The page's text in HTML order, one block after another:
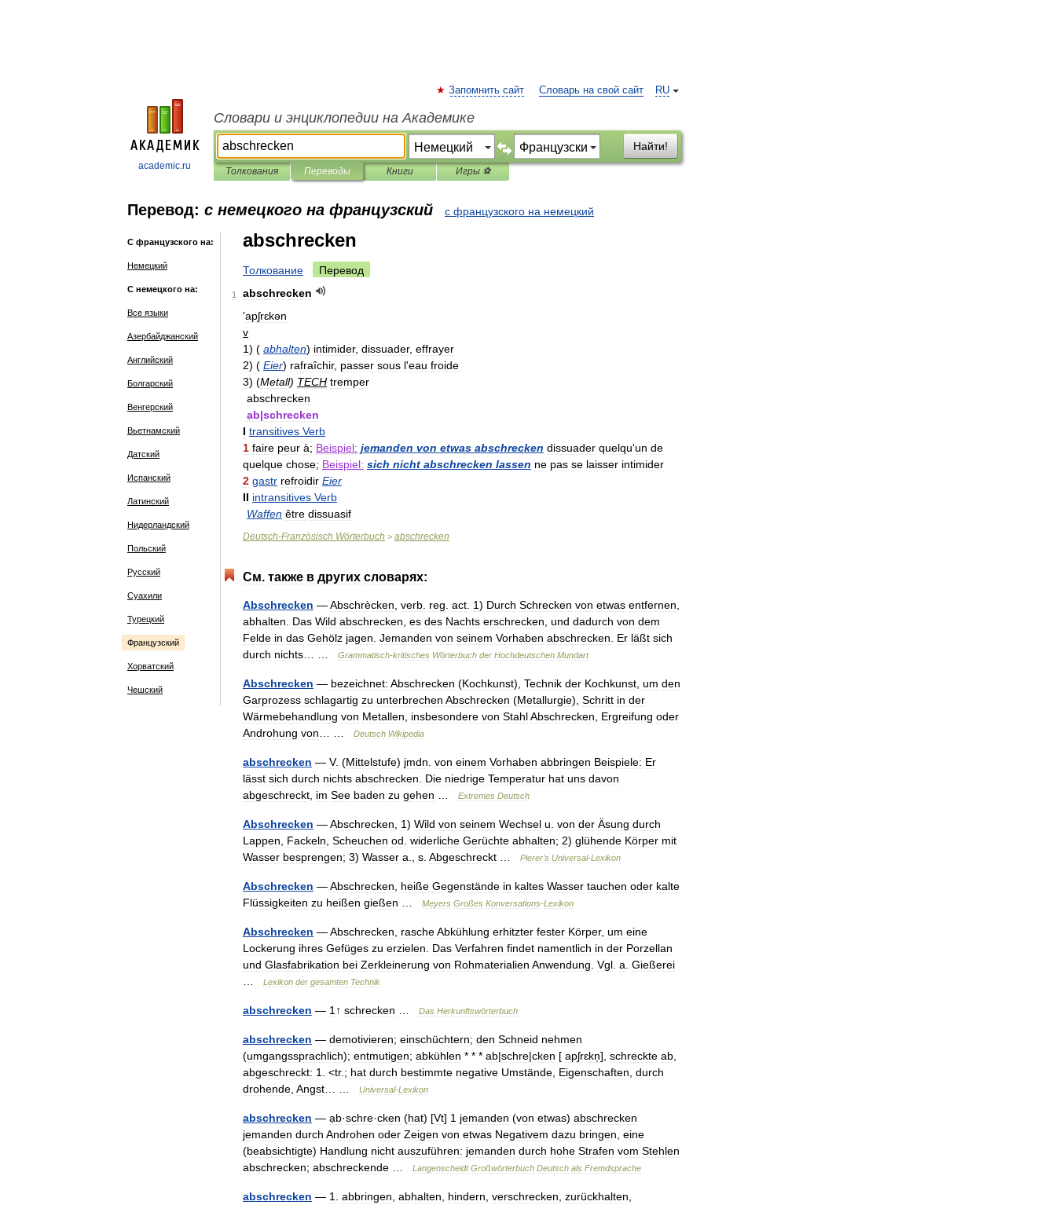
academic.ru
RU
Запомнить сайт Словарь на свой сайт
Словари и энциклопедии на Академике
Найти!
Толкования Переводы Книги Игры ⚽
Перевод: с немецкого на французский с французского на немецкий
С французского на:
Немецкий
С немецкого на:
Все языки
Азербайджанский
Английский
Болгарский
Венгерский
Вьетнамский
Датский
Испанский
Латинский
Нидерландский
Польский
Русский
Суахили
Турецкий
Французский
Хорватский
Чешский
abschrecken
Толкование Перевод
1
abschrecken
'apʃrɛkən
v
1) ( abhalten) intimider, dissuader, effrayer
2) ( Eier) rafraîchir, passer sous l'eau froide
3) (Metall) TECH tremper
abschrecken
ab|schrecken
I transitives Verb
1 faire peur à; Beispiel: jemanden von etwas abschrecken dissuader quelqu'un de
quelque chose; Beispiel: sich nicht abschrecken lassen ne pas se laisser intimider
2 gastr refroidir Eier
II intransitives Verb
Waffen être dissuasif
Deutsch-Französisch Wörterbuch > abschrecken
См. также в других словарях:
Abschrecken —Abschrècken verb reg act 1) Durch Schrecken von etwas entfernen
abhalten
Das Wild abschrecken es des Nachts erschrecken und dadurch von dem
Felde in das Gehölz jagen Jemanden von seinem Vorhaben abschrecken Er läßt sich
durch nichts Grammatisch-kritisches Wörterbuch der Hochdeutschen Mundart
Abschrecken — bezeichnet: Abschrecken (Kochkunst), Technik der Kochkunst um den
Garprozess schlagartig zu unterbrechen Abschrecken (Metallurgie), Schritt in der
Wärmebehandlung von Metallen insbesondere von StahlAbschrecken Ergreifung oder
Androhung von Deutsch Wikipedia
abschrecken — V. (Mittelstufe) jmdn von einem Vorhaben abbringen Beispiele: Er
lässt sich durch nichts abschrecken Die niedrige Temperatur hat uns davon
abgeschreckt im See baden zu gehen Extremes Deutsch
Abschrecken —Abschrecken 1) Wild von seinem Wechsel u von der Äsung durch
Lappen
Fackeln Scheuchen od widerliche Gerüchte abhalten; 2) glühende Körper mit
Wasser besprengen; 3) Wasser a s Abgeschreckt Pierer's Universal-Lexikon
Abschrecken —Abschrecken heiße Gegenstände in kaltes Wasser tauchen oder kalte
Flüssigkeiten zu heißen gießen Meyers Großes Konversations-Lexikon
Abschrecken —Abschrecken rascheAbkühlung erhitzter fester Körper, um eine
Lockerung ihres Gefüges zu erzielen Das Verfahren findet namentlich in der Porzellan
und Glasfabrikation bei Zerkleinerung von Rohmaterialien Anwendung Vgl a Gießerei
Lexikon der gesamten Technik
abschrecken — 1 ↑ schrecken Das Herkunftswörterbuch
abschrecken — demotivieren; einschüchtern; den Schneid nehmen
(umgangssprachlich); entmutigen; abkühlen * * * ab|schre|cken [ apʃrɛkn̩], schreckte ab
abgeschreckt: 1 . <tr.; hat durch bestimmte negative Umstände Eigenschaften durch
drohende Angst Universal-Lexikon
abschrecken — ạb·schre·cken (hat) [Vt] 1 jemanden (von etwas) abschrecken
jemanden durch Androhen oder Zeigen von etwas Negativem dazu bringen eine
(beabsichtigte) Handlung nicht auszuführen: jemanden durch hohe Strafen vom Stehlen
abschrecken; abschreckende Langenscheidt Großwörterbuch Deutsch als Fremdsprache
abschrecken — 1 abbringen abhalten hindern verschrecken zurückhalten